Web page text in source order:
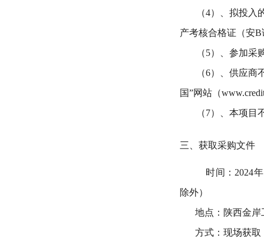
（4）、拟投入
产考核合格证（安B
（5）、参加采
（6）、供应商
国”网站（
（7）、本项目
三、获取采购文件
时间： 2024年
除外）
地点：陕西金
方式：现场获取